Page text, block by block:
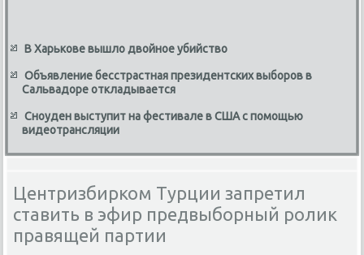
В Харькове вышло двойное убийство
Объявление бесстрастная президентских выборов в
Сальвадоре откладывается
Сноуден выступит на фестивале в США с помощью
видеотрансляции
Центризбирком Турции запретил
ставить в эфир предвыборный ролик
правящей партии